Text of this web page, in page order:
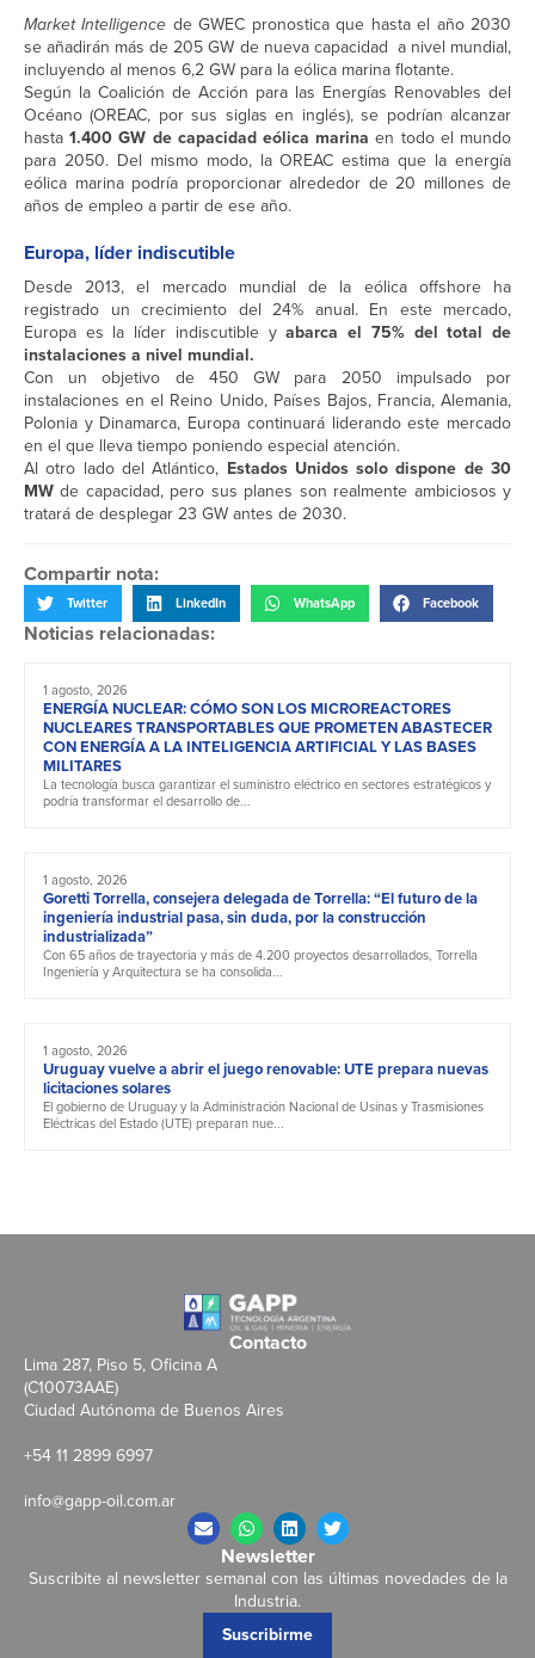
Market Intelligence de GWEC pronostica que hasta el año 2030
se añadirán más de 205 GW de nueva capacidad a nivel mundial,
incluyendo al menos 6,2 GW para la eólica marina flotante.
Según la Coalición de Acción para las Energías Renovables del
Océano (OREAC, por sus siglas en inglés), se podrían alcanzar
hasta1.400 GW de capacidad eólica marina en todo el mundo
para 2050. Del mismo modo, la OREAC estima que la energía
eólica marina podría proporcionar alrededor de 20 millones de
años de empleo a partir de ese año.
Europa, líder indiscutible
Desde 2013, el mercado mundial de la eólica offshore ha
registrado un crecimiento del 24% anual. En este mercado,
Europa es la líder indiscutible yabarca el 75% del total de
instalaciones a nivel mundial.
Con un objetivo de 450 GW para 2050 impulsado por
instalaciones en el Reino Unido, Países Bajos, Francia, Alemania,
Polonia y Dinamarca, Europa continuará liderando este mercado
en el que lleva tiempo poniendo especial atención.
Al otro lado del Atlántico, Estados Unidos solo dispone de 30
MW de capacidad, pero sus planes son realmente ambiciosos y
tratará de desplegar 23 GW antes de 2030.
Compartir nota:
Twitter LinkedIn WhatsApp Facebook
Noticias relacionadas:
1 agosto, 2026
ENERGÍA NUCLEAR: CÓMO SON LOS MICROREACTORES
NUCLEARES TRANSPORTABLES QUE PROMETEN ABASTECER
CON ENERGÍA A LA INTELIGENCIA ARTIFICIAL Y LAS BASES
MILITARES
La tecnología busca garantizar el suministro eléctrico en sectores estratégicos y
podría transformar el desarrollo de...
1 agosto, 2026
Goretti Torrella, consejera delegada de Torrella: “El futuro de la
ingeniería industrial pasa, sin duda, por la construcción
industrializada”
Con 65 años de trayectoria y más de 4.200 proyectos desarrollados, Torrella
Ingeniería y Arquitectura se ha consolida...
1 agosto, 2026
Uruguay vuelve a abrir el juego renovable: UTE prepara nuevas
licitaciones solares
El gobierno de Uruguay y la Administración Nacional de Usinas y Trasmisiones
Eléctricas del Estado (UTE) preparan nue...
Contacto
Lima 287, Piso 5, Oficina A
(C10073AAE)
Ciudad Autónoma de Buenos Aires
+54 11 2899 6997
info@gapp-oil.com.ar
Newsletter
Suscribite al newsletter semanal con las últimas novedades de la
Industria.
Suscribirme